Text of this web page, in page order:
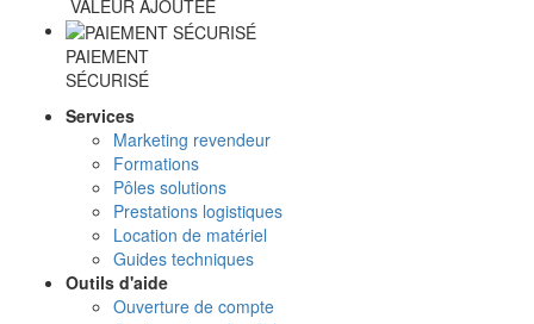
VALEUR AJOUTÉE
PAIEMENT
SÉCURISÉ
Services
Marketing revendeur
Formations
Pôles solutions
Prestations logistiques
Location de matériel
Guides techniques
Outils d'aide
Ouverture de compte